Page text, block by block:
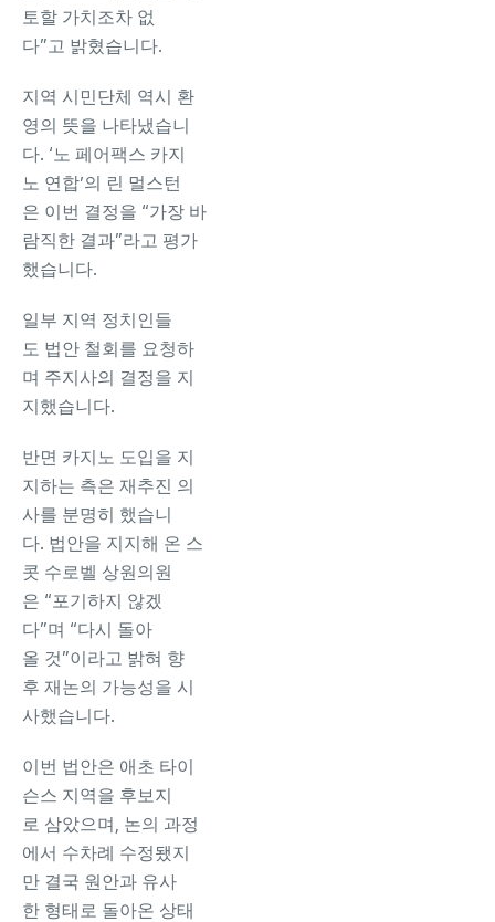
토할 가치조차 없
다”고 밝혔습니다.
지역 시민단체 역시 환
영의 뜻을 나타냈습니
다. ‘노 페어팩스 카지
노 연합’의 린 멀스턴
은 이번 결정을 “가장 바
람직한 결과”라고 평가
했습니다.
일부 지역 정치인들
도 법안 철회를 요청하
며 주지사의 결정을 지
지했습니다.
반면 카지노 도입을 지
지하는 측은 재추진 의
사를 분명히 했습니
다. 법안을 지지해 온 스
콧 수로벨 상원의원
은 “포기하지 않겠
다”며 “다시 돌아
올 것”이라고 밝혀 향
후 재논의 가능성을 시
사했습니다.
이번 법안은 애초 타이
슨스 지역을 후보지
로 삼았으며, 논의 과정
에서 수차례 수정됐지
만 결국 원안과 유사
한 형태로 돌아온 상태